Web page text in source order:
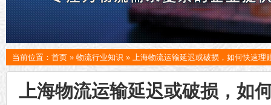
当前位置： 首页 » 物流行业知识 » 上海物流运输延迟或破损，如何快速理
上海物流运输延迟或破损，如